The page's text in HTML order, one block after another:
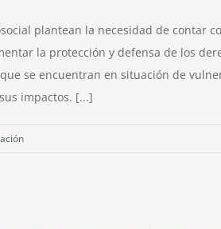
plantean la necesidad de contar
la protección y defensa de los
se encuentran en situación de
impactos. [...]